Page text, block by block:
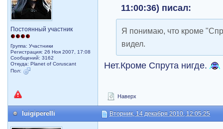
Постоянный участник
Группа: Участники
Регистрация: 26 Ноя 2007, 17:08
Сообщений: 3162
Откуда: Planet of Coruscant
Пол:
11:00:36) писал:
Я понимаю, что кроме
видел.
Нет.Кроме Спрута нигде.
Наверх
luigiperelli Вторник, 14 декабря 2010, 12:05:25